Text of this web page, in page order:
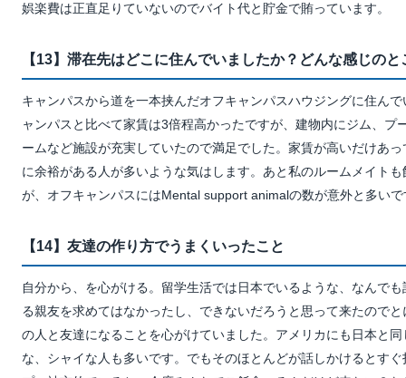
娯楽費は正直足りていないのでバイト代と貯金で賄っています。
【13】滞在先はどこに住んでいましたか？どんな感じの
キャンパスから道を一本挟んだオフキャンパスハウジングに住ん
ャンパスと比べて家賃は3倍程高かったですが、建物内にジム、プ
ームなど施設が充実していたので満足でした。家賃が高いだけあ
に余裕がある人が多いような気はします。あと私のルームメイト
が、オフキャンパスにはMental support animalの数が意外と多いで
【14】友達の作り方でうまくいったこと
自分から、を心がける。留学生活では日本でいるような、なんで
る親友を求めてはなかったし、できないだろうと思って来たので
の人と友達になることを心がけていました。アメリカにも日本と
な、シャイな人も多いです。でもそのほとんどが話しかけるとす